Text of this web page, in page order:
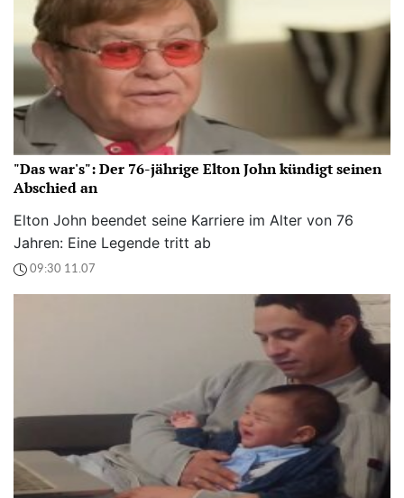
"Das war's": Der 76-jährige Elton John kündigt seinen
Abschied an
Elton John beendet seine Karriere im Alter von 76
Jahren: Eine Legende tritt ab
09:30 11.07